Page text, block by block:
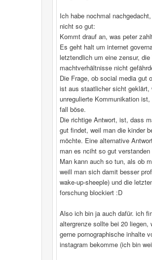
Ich habe nochmal
nicht so gut:
Kommt drauf an, was peter
Es geht halt um internet
letztendlich um eine zensur, die
machtverhältnisse nicht
Die Frage, ob social media gut
ist aus staatlicher sicht geklärt,
unregulierte Kommunikation
fall böse.
Die richtige Antwort, ist, dass
gut findet, weil man die kinder
möchte. Eine alternative
man es nciht so gut verstanden
Man kann auch so tun, als ob
weill man sich damit besser
wake-up-sheeple) und die
forschung blockiert :D
Also ich bin ja auch dafür. ich
altergrenze sollte bei 20 liegen,
gerne pornographische inhalte
instagram bekomme (ich bin